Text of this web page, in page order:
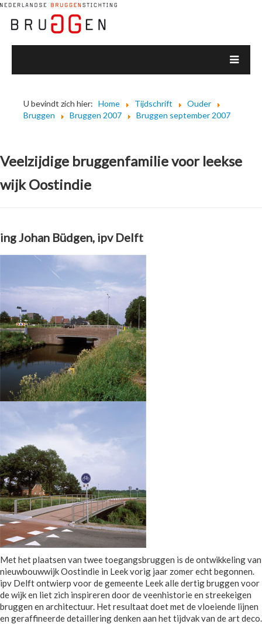
U bevindt zich hier: Home Tijdschrift
Ouder
Bruggen
Bruggen 2007 Bruggen september 2007
Veelzijdige bruggenfamilie voor leekse
wijk Oostindie
ing Johan Büdgen, ipv Delft
Met het plaatsen van twee toegangsbruggen is de ontwikkeling van
nieuwbouwwijk Oostindie in Leek vorig jaar zomer echt begonnen.
ipv Delft ontwierp voor de gemeente Leek alle dertig bruggen voor
de wijk en liet zich inspireren door de veenhistorie en streekeigen
bruggen en architectuur. Het resultaat doet met de vloeiende lijnen
en geraffineerde detaillering denken aan het tijdvak van de art deco.